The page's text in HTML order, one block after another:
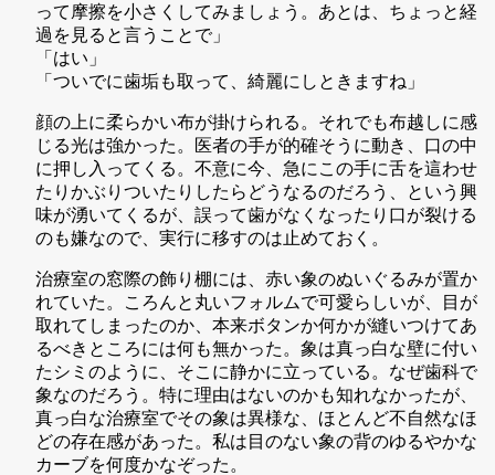
って摩擦を小さくしてみましょう。あとは、ちょっと経
過を見ると言うことで」
「はい」
「ついでに歯垢も取って、綺麗にしときますね」
顔の上に柔らかい布が掛けられる。それでも布越しに感
じる光は強かった。医者の手が的確そうに動き、口の中
に押し入ってくる。不意に今、急にこの手に舌を這わせ
たりかぶりついたりしたらどうなるのだろう、という興
味が湧いてくるが、誤って歯がなくなったり口が裂ける
のも嫌なので、実行に移すのは止めておく。
治療室の窓際の飾り棚には、赤い象のぬいぐるみが置か
れていた。ころんと丸いフォルムで可愛らしいが、目が
取れてしまったのか、本来ボタンか何かが縫いつけてあ
るべきところには何も無かった。象は真っ白な壁に付い
たシミのように、そこに静かに立っている。なぜ歯科で
象なのだろう。特に理由はないのかも知れなかったが、
真っ白な治療室でその象は異様な、ほとんど不自然なほ
どの存在感があった。私は目のない象の背のゆるやかな
カーブを何度かなぞった。